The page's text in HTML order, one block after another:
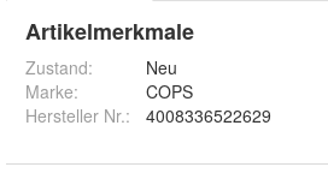
Artikelmerkmale
Zustand:
Neu
Marke:
COPS
Hersteller Nr.:
4008336522629